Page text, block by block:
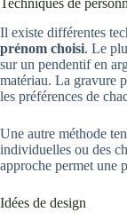
Techniques de
Il existe différentes
prénom choisi. Le
sur un pendentif en
matériau. La gravure
les préférences de
Une autre méthode
individuelles ou des
approche permet une
Idées de design